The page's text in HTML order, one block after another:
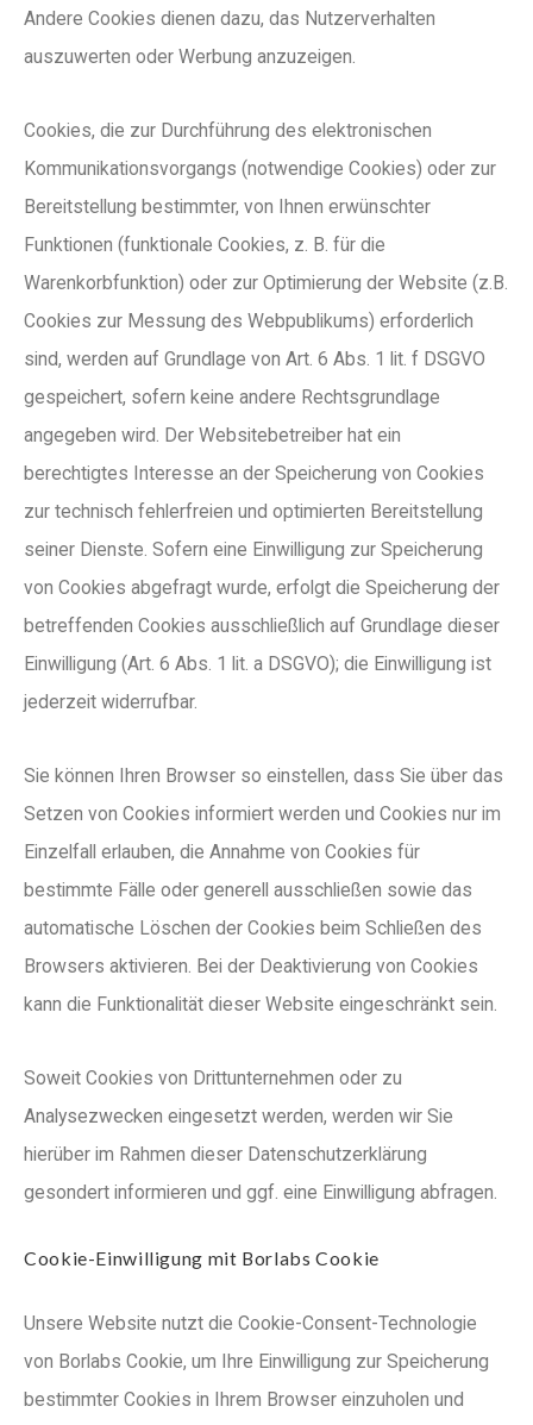
Andere Cookies dienen dazu, das Nutzerverhalten
auszuwerten oder Werbung anzuzeigen.
Cookies, die zur Durchführung des elektronischen
Kommunikationsvorgangs (notwendige Cookies) oder zur
Bereitstellung bestimmter, von Ihnen erwünschter
Funktionen (funktionale Cookies, z. B. für die
Warenkorbfunktion) oder zur Optimierung der Website (z.B.
Cookies zur Messung des Webpublikums) erforderlich
sind, werden auf Grundlage von Art. 6 Abs. 1 lit. f DSGVO
gespeichert, sofern keine andere Rechtsgrundlage
angegeben wird. Der Websitebetreiber hat ein
berechtigtes Interesse an der Speicherung von Cookies
zur technisch fehlerfreien und optimierten Bereitstellung
seiner Dienste. Sofern eine Einwilligung zur Speicherung
von Cookies abgefragt wurde, erfolgt die Speicherung der
betreffenden Cookies ausschließlich auf Grundlage dieser
Einwilligung (Art. 6 Abs. 1 lit. a DSGVO); die Einwilligung ist
jederzeit widerrufbar.
Sie können Ihren Browser so einstellen, dass Sie über das
Setzen von Cookies informiert werden und Cookies nur im
Einzelfall erlauben, die Annahme von Cookies für
bestimmte Fälle oder generell ausschließen sowie das
automatische Löschen der Cookies beim Schließen des
Browsers aktivieren. Bei der Deaktivierung von Cookies
kann die Funktionalität dieser Website eingeschränkt sein.
Soweit Cookies von Drittunternehmen oder zu
Analysezwecken eingesetzt werden, werden wir Sie
hierüber im Rahmen dieser Datenschutzerklärung
gesondert informieren und ggf. eine Einwilligung abfragen.
Cookie-Einwilligung mit Borlabs Cookie
Unsere Website nutzt die Cookie-Consent-Technologie
von Borlabs Cookie, um Ihre Einwilligung zur Speicherung
bestimmter Cookies in Ihrem Browser einzuholen und